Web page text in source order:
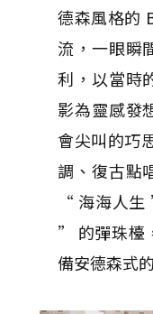
德森風格的
流，一眼瞬
利，以當時
影為靈感發
會尖叫的巧
調、復古點
“ 海海人
” 的彈珠檯
備安德森式